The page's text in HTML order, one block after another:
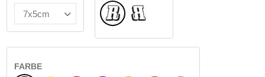
NormaleUmgedreht
FARBE